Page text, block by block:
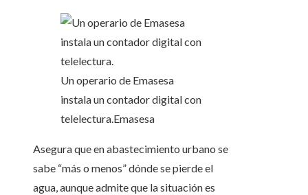
Un operario de Emasesa
instala un contador digital con
telelectura.Emasesa
Asegura que en abastecimiento urbano se
sabe “más o menos” dónde se pierde el
agua, aunque admite que la situación es